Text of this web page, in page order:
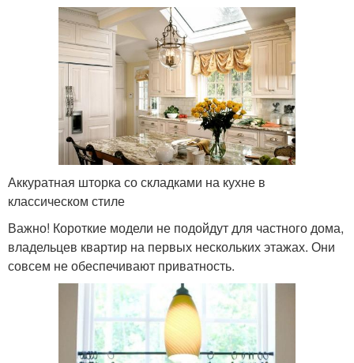
Аккуратная шторка со складками на кухне в
классическом стиле
Важно! Короткие модели не подойдут для частного дома,
владельцев квартир на первых нескольких этажах. Они
совсем не обеспечивают приватность.